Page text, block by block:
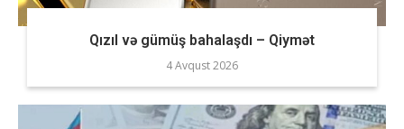
Qızıl və gümüş bahalaşdı – Qiymət
4 Avqust 2026